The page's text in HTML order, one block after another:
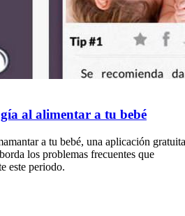
al alimentar a tu bebé
a tu bebé, una aplicación gratuita
los problemas frecuentes que
este periodo.